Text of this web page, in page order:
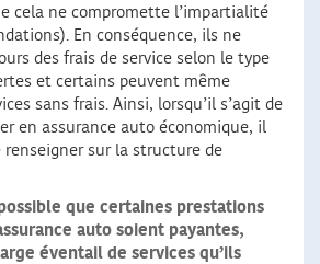
cela ne compromette l’impartialité
En conséquence, ils ne
des frais de service selon le type
et certains peuvent même
sans frais. Ainsi, lorsqu’il s’agit de
en assurance auto économique, il
renseigner sur la structure de
que certaines prestations
auto soient payantes,
éventail de services qu’ils